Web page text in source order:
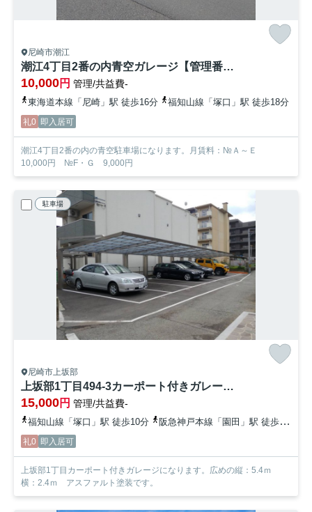
尼崎市潮江
潮江4丁目2番の内青空ガレージ【管理番号45】
10,000円 管理/共益費-
東海道本線「尼崎」駅 徒歩16分 福知山線「塚口」駅 徒歩18分
礼0 即入居可
潮江4丁目2番の内の青空駐車場になります。月賃料：№Ａ～Ｅ
10,000円 №F・Ｇ 9,000円
駐車場
尼崎市上坂部
上坂部1丁目494-3カーポート付きガレージ【管理番号46】
15,000円 管理/共益費-
福知山線「塚口」駅 徒歩10分 阪急神戸本線「園田」駅 徒歩25分
礼0 即入居可
上坂部1丁目カーポート付きガレージになります。広めの縦：5.4ｍ
横：2.4ｍ アスファルト塗装です。